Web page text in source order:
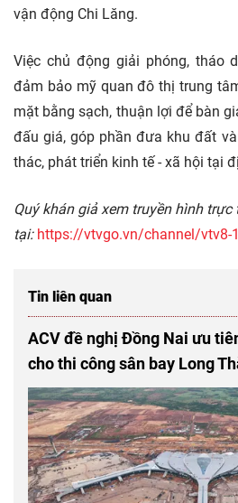
vận động Chi Lăng.
Việc chủ động giải phóng, tháo
đảm bảo mỹ quan đô thị trung
mặt bằng sạch, thuận lợi để bàn
đấu giá, góp phần đưa khu đất
thác, phát triển kinh tế - xã hội tại
Quý khán giả xem truyền hình trực
tại: https://vtvgo.vn/channel/vtv8-
Tin liên quan
ACV đề nghị Đồng Nai ưu
cho thi công sân bay Long